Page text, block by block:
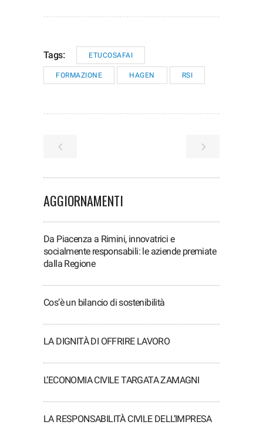
Tags: ETUCOSAFAI
FORMAZIONE HAGEN RSI
AGGIORNAMENTI
Da Piacenza a Rimini, innovatrici e
socialmente responsabili: le aziende premiate
dalla Regione
Cos’è un bilancio di sostenibilità
LA DIGNITÀ DI OFFRIRE LAVORO
L’ECONOMIA CIVILE TARGATA ZAMAGNI
LA RESPONSABILITÀ CIVILE DELL’IMPRESA